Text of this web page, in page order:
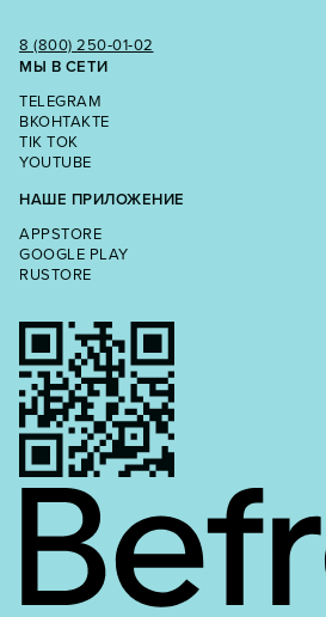
8 (800) 250‑01‑02
МЫ В СЕТИ
TELEGRAM
ВКОНТАКТЕ
TIK TOK
YOUTUBE
НАШЕ ПРИЛОЖЕНИЕ
APPSTORE
GOOGLE PLAY
RUSTORE